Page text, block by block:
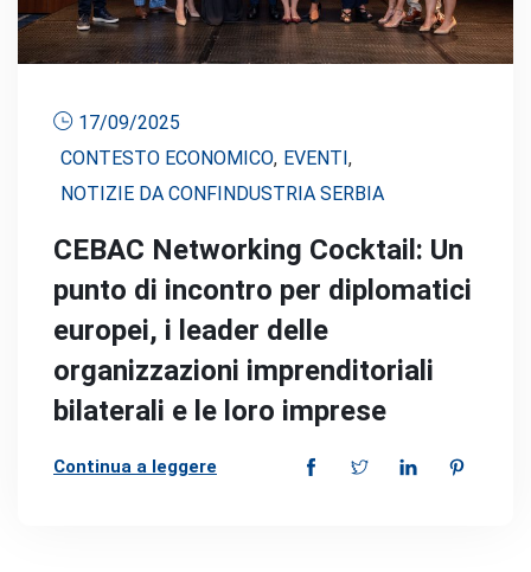
17/09/2025
CONTESTO ECONOMICO, EVENTI ,
NOTIZIE DA CONFINDUSTRIA SERBIA
CEBAC Networking Cocktail: Un
punto di incontro per diplomatici
europei, i leader delle
organizzazioni imprenditoriali
bilaterali e le loro imprese
Continua a leggere